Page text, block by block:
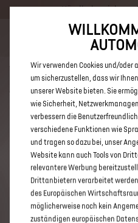
Händlerbereich von
Bis zu 6.000 € staatliche
Hybride.
ENTDECKEN
DS 7
VON DS
Wir verwenden Cookies und/oder
um sicherzustellen, dass wir
unserer Website bieten. Sie
wie Sicherheit,
verbessern die
verschiedene Funktionen wie
und tragen so dazu bei, unser
Website kann auch Tools von
relevantere Werbung
Drittanbietern verarbeitet
des Europäischen
möglicherweise noch kein
zuständigen europäischen